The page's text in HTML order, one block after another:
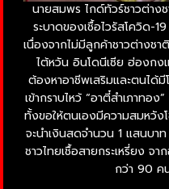
นายสมพร ไกด์ทัวร์ชาวต่าง
ระบาดของเชื้อไวรัสโควิด-
เนื่องจากไม่มีลูกค้าชาวต่างช
ไต้หวัน อินโดนีเซีย ฮ่องกง
ต้องหาอาชีพเสริมและตนได้
เข้ากราบไหว้ “อาตี๋สำเภาทอ
ทั้งขอให้ตนเองมีความสมหวัง
จะนำเงินสดจำนวน 1 แสนบา
ชาวไทยเชื้อสายกระเหรี่ยง จ
กว่า 90 ค